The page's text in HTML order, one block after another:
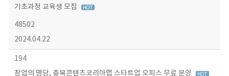
기초과정 교육생 모집
48502
2024.04.22
194
창업의 명당, 충북콘텐츠코리아랩 스타트업 오피스 무료 분양